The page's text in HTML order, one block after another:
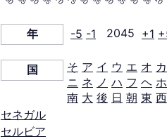
年 -5 -1 2045 +1
国 そ ア イ ウ エ オ カ
ニ ネ ノ ハ フ ヘ ホ
南 大 後 日 朝 東 西
セネガル
セルビア